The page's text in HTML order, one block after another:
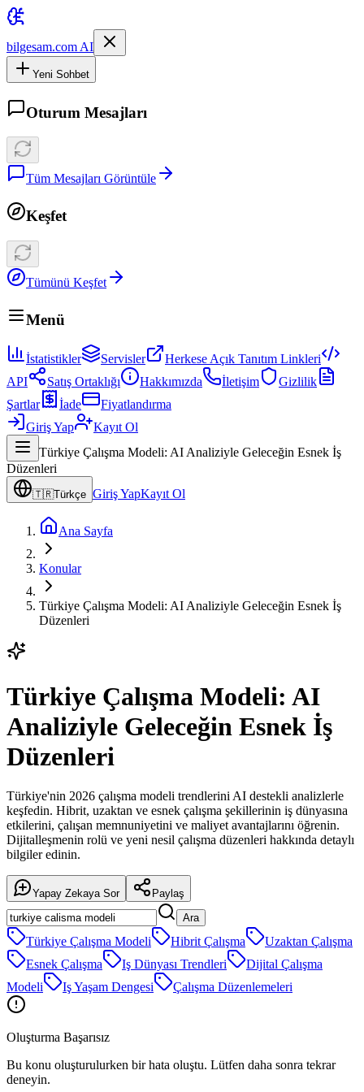
bilgesam.com AI
Yeni Sohbet
Oturum Mesajları
Tüm Mesajları Görüntüle
Keşfet
Tümünü Keşfet
Menü
İstatistikler Servisler
Herkese Açık Tanıtım Linkleri
API
Satış Ortaklığı Hakkımızda İletişim
Gizlilik
Şartlar
İade
Fiyatlandırma
Giriş Yap
Kayıt Ol
Türkiye Çalışma Modeli: AI Analiziyle Geleceğin Esnek İş
Düzenleri
🇹🇷Türkçe Giriş YapKayıt Ol
Ana Sayfa
Konular
Türkiye Çalışma Modeli: AI Analiziyle Geleceğin Esnek İş
Düzenleri
Türkiye Çalışma Modeli: AI
Analiziyle Geleceğin Esnek İş
Düzenleri
Türkiye'nin 2026 çalışma modeli trendlerini AI destekli analizlerle
keşfedin. Hibrit, uzaktan ve esnek çalışma şekillerinin iş dünyasına
etkilerini, çalışan memnuniyetini ve maliyet avantajlarını öğrenin.
Dijitalleşmenin rolü ve yeni nesil çalışma düzenleri hakkında detaylı
bilgiler edinin.
Yapay Zekaya Sor
Paylaş
Ara
Türkiye Çalışma Modeli Hibrit Çalışma
Uzaktan Çalışma
Esnek Çalışma
Iş Dünyası Trendleri
Dijital Çalışma
Modeli
Iş Yaşam Dengesi Çalışma Düzenlemeleri
Oluşturma Başarısız
Bu konu oluşturulurken bir hata oluştu. Lütfen daha sonra tekrar
deneyin.